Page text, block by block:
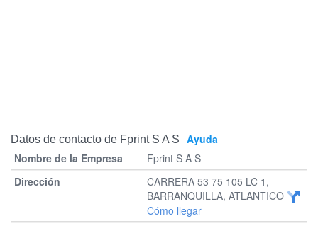
Datos de contacto de Fprint S A S
Ayuda
Fprint S A S
CARRERA 53 75 105 LC 1,
BARRANQUILLA, ATLANTICO
Cómo llegar